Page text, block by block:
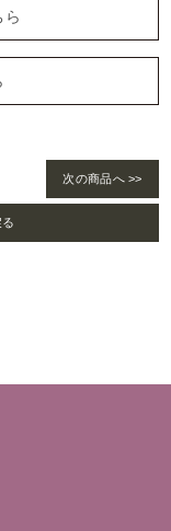
次の商品へ >>